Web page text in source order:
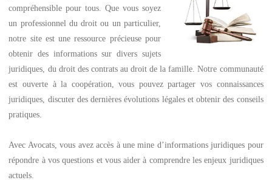
compréhensible pour tous. Que vous soyez
un professionnel du droit ou un particulier,
notre site est une ressource précieuse pour
obtenir des informations sur divers sujets
juridiques, du droit des contrats au droit de la famille. Notre communauté
est ouverte à la coopération, vous pouvez partager vos connaissances
juridiques, discuter des dernières évolutions légales et obtenir des conseils
pratiques.
Avec Avocats, vous avez accès à une mine d’informations juridiques pour
répondre à vos questions et vous aider à comprendre les enjeux juridiques
actuels.